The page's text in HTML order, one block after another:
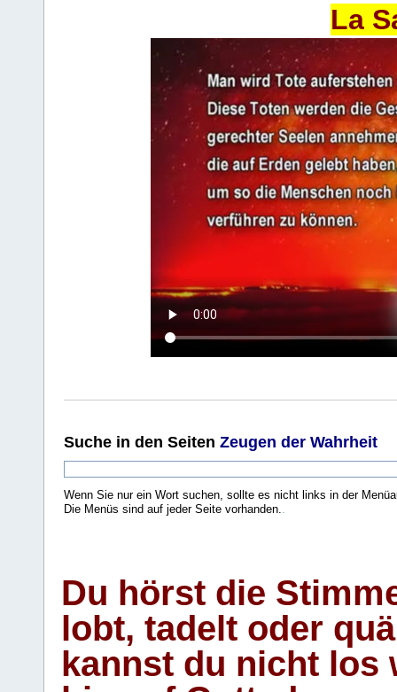
La
Suche in den Seiten Zeugen der Wahrheit
Wenn Sie nur ein Wort suchen, sollte es nicht links in der
Die Menüs sind auf jeder Seite vorhanden..
Du hörst die
lobt, tadelt oder
kannst du nicht los